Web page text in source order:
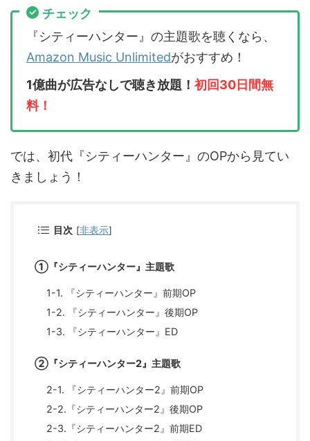
チェック
『シティーハンター』の主題歌を聴くなら、
Amazon Music Unlimitedがおすすめ！
1億曲が広告なしで聴き放題！ 初回30日間無
料！
では、初代『シティーハンター』のOPから見てい
きましょう！
目次 [非表示]
①『シティーハンター』主題歌
1-1. 『シティーハンター』前期OP
1-2. 『シティーハンター』後期OP
1-3. 『シティーハンター』ED
②『シティーハンター2』主題歌
2-1. 『シティーハンター2』前期OP
2-2.『シティーハンター2』後期OP
2-3.『シティーハンター2』前期ED